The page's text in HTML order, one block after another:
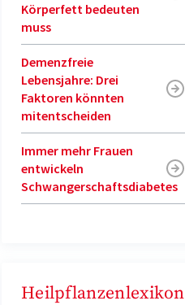
Körperfett bedeuten
muss
Demenzfreie
Lebensjahre: Drei
Faktoren könnten
mitentscheiden
Immer mehr Frauen
entwickeln
Schwangerschaftsdiabetes
Heilpflanzenlexikon